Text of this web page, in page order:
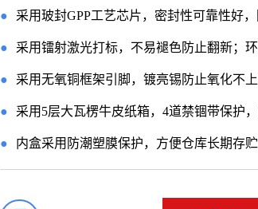
● 采用玻封GPP工艺芯片，密封性可靠性好
● 采用镭射激光打标，不易褪色防止翻新；
● 采用无氧铜框架引脚，镀亮锡防止氧化不
● 采用5层大瓦楞牛皮纸箱，4道禁锢带保护
● 内盒采用防潮塑膜保护，方便仓库长期存